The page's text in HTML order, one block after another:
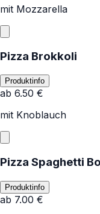
mit Mozzarella
Pizza Brokkoli
Produktinfo
ab 6.50 €
mit Knoblauch
Pizza Spaghetti
Produktinfo
ab 7.00 €